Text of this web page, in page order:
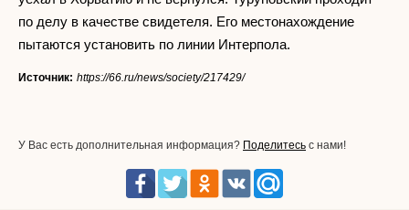
по делу в качестве свидетеля. Его местонахождение
пытаются установить по линии Интерпола.
Источник: https://66.ru/news/society/217429/
У Вас есть дополнительная информация? Поделитесь с нами!